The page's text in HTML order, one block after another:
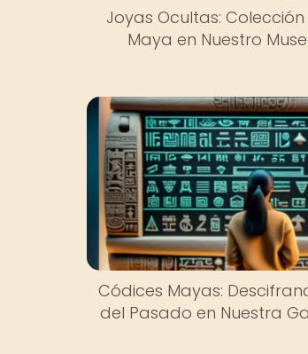
Joyas Ocultas:
Maya en Nuestro
Códices Mayas:
del Pasado en Nuestra